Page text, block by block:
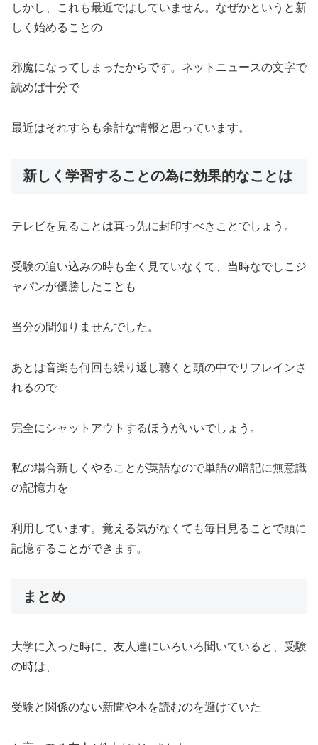
しかし、これも最近ではしていません。なぜかというと新
しく始めることの
邪魔になってしまったからです。ネットニュースの文字で
読めば十分で
最近はそれすらも余計な情報と思っています。
新しく学習することの為に効果的なことは
テレビを見ることは真っ先に封印すべきことでしょう。
受験の追い込みの時も全く見ていなくて、当時なでしこジ
ャパンが優勝したことも
当分の間知りませんでした。
あとは音楽も何回も繰り返し聴くと頭の中でリフレインさ
れるので
完全にシャットアウトするほうがいいでしょう。
私の場合新しくやることが英語なので単語の暗記に無意識
の記憶力を
利用しています。覚える気がなくても毎日見ることで頭に
記憶することができます。
まとめ
大学に入った時に、友人達にいろいろ聞いていると、受験
の時は、
受験と関係のない新聞や本を読むのを避けていた